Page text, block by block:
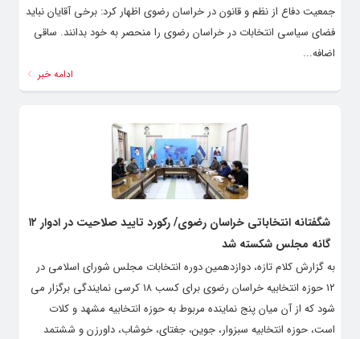
مشهد، وضعیت ائتلاف مناسب است اما در مشهد مشکل داریم.دبیر
جمعیت دفاع از نظم و قانون در خراسان رضوی اظهار کرد: برخی آقایان نباید
فضای سیاسی انتخابات در خراسان رضوی را منحصر به خود بدانند. ساقی
ادامه خبر
گانه مجلس شکسته شد
به گزارش کلام تازه، دوازدهمین دوره انتخابات مجلس شورای اسلامی در
۱۲ حوزه انتخابیه خراسان رضوی برای کسب ۱۸ کرسی نمایندگی برگزار می
شود که از آن میان پنج نماینده مربوط به حوزه انتخابیه مشهد و کلات